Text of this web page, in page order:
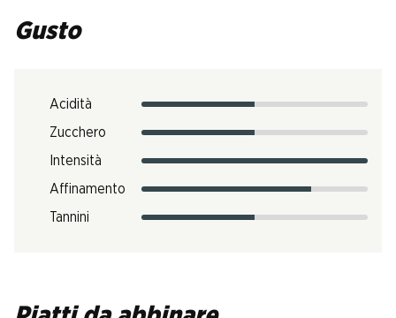
Gusto
Acidità
Zucchero
Intensità
Affinamento
Tannini